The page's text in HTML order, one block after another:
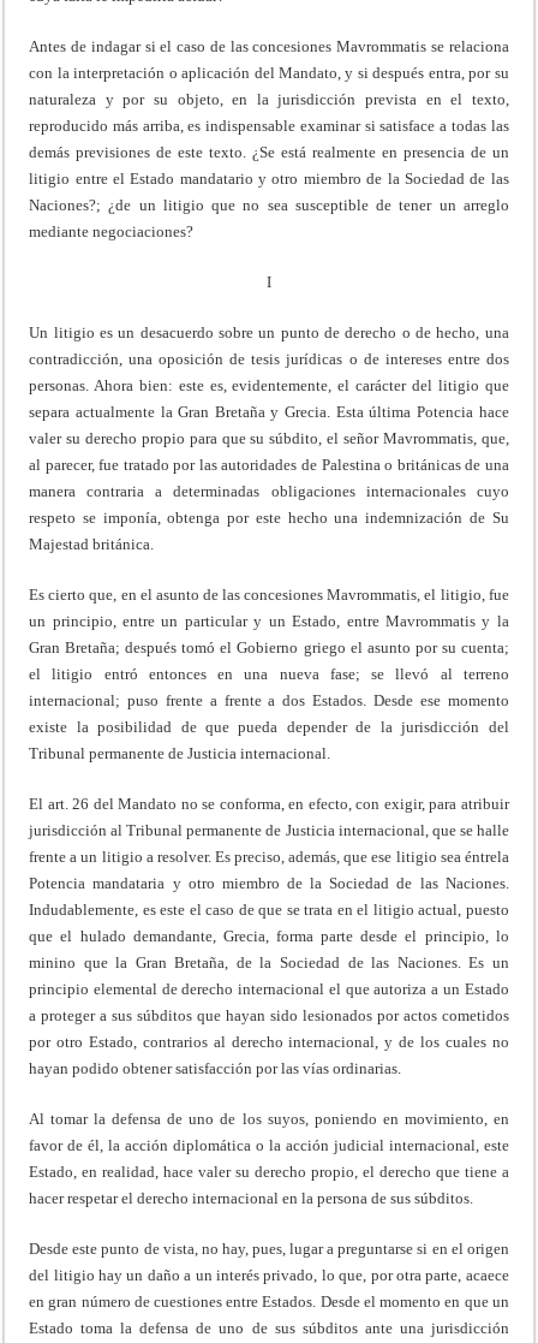
Antes de indagar si el caso de las concesiones Mavrommatis se relaciona
con la interpretación o aplicación del Mandato, y si después entra, por su
naturaleza y por su objeto, en la jurisdicción prevista en el texto,
reproducido más arriba, es indispensable examinar si satisface a todas las
demás previsiones de este texto. ¿Se está realmente en presencia de un
litigio entre el Estado mandatario y otro miembro de la Sociedad de las
Naciones?; ¿de un litigio que no sea susceptible de tener un arreglo
mediante negociaciones?
I
Un litigio es un desacuerdo sobre un punto de derecho o de hecho, una
contradicción, una oposición de tesis jurídicas o de intereses entre dos
personas. Ahora bien: este es, evidentemente, el carácter del litigio que
separa actualmente la Gran Bretaña y Grecia. Esta última Potencia hace
valer su derecho propio para que su súbdito, el señor Mavrommatis, que,
al parecer, fue tratado por las autoridades de Palestina o británicas de una
manera contraria a determinadas obligaciones internacionales cuyo
respeto se imponía, obtenga por este hecho una indemnización de Su
Majestad británica.
Es cierto que, en el asunto de las concesiones Mavrommatis, el litigio, fue
un principio, entre un particular y un Estado, entre Mavrommatis y la
Gran Bretaña; después tomó el Gobierno griego el asunto por su cuenta;
el litigio entró entonces en una nueva fase; se llevó al terreno
internacional; puso frente a frente a dos Estados. Desde ese momento
existe la posibilidad de que pueda depender de la jurisdicción del
Tribunal permanente de Justicia internacional.
El art. 26 del Mandato no se conforma, en efecto, con exigir, para atribuir
jurisdicción al Tribunal permanente de Justicia internacional, que se halle
frente a un litigio a resolver. Es preciso, además, que ese litigio sea éntrela
Potencia mandataria y otro miembro de la Sociedad de las Naciones.
Indudablemente, es este el caso de que se trata en el litigio actual, puesto
que el hulado demandante, Grecia, forma parte desde el principio, lo
minino que la Gran Bretaña, de la Sociedad de las Naciones. Es un
principio elemental de derecho internacional el que autoriza a un Estado
a proteger a sus súbditos que hayan sido lesionados por actos cometidos
por otro Estado, contrarios al derecho internacional, y de los cuales no
hayan podido obtener satisfacción por las vías ordinarias.
Al tomar la defensa de uno de los suyos, poniendo en movimiento, en
favor de él, la acción diplomática o la acción judicial internacional, este
Estado, en realidad, hace valer su derecho propio, el derecho que tiene a
hacer respetar el derecho internacional en la persona de sus súbditos.
Desde este punto de vista, no hay, pues, lugar a preguntarse si en el origen
del litigio hay un daño a un interés privado, lo que, por otra parte, acaece
en gran número de cuestiones entre Estados. Desde el momento en que un
Estado toma la defensa de uno de sus súbditos ante una jurisdicción